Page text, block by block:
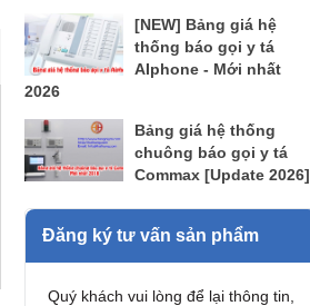
[NEW] Bảng giá hệ
thống báo gọi y tá
AIphone - Mới nhất
2026
Bảng giá hệ thống
chuông báo gọi y tá
Commax [Update 2026]
Đăng ký tư vấn sản phẩm
Quý khách vui lòng để lại thông tin,